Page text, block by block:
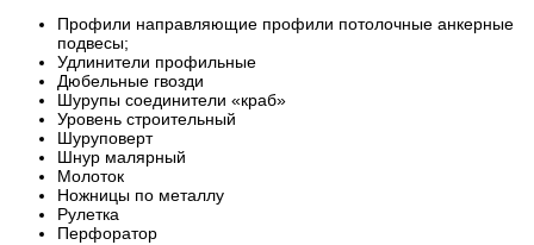
Профили направляющие профили потолочные анкерные
подвесы;
Удлинители профильные
Дюбельные гвозди
Шурупы соединители «краб»
Уровень строительный
Шуруповерт
Шнур малярный
Молоток
Ножницы по металлу
Рулетка
Перфоратор